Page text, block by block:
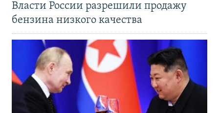
Власти России разрешили продажу
бензина низкого качества